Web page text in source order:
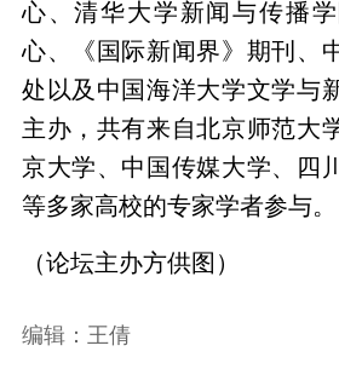
心、清华大学新闻与传播
心、《国际新闻界》期刊、
处以及中国海洋大学文学与
主办，共有来自北京师范大
京大学、中国传媒大学、四
等多家高校的专家学者参与。
（论坛主办方供图）
编辑：王倩